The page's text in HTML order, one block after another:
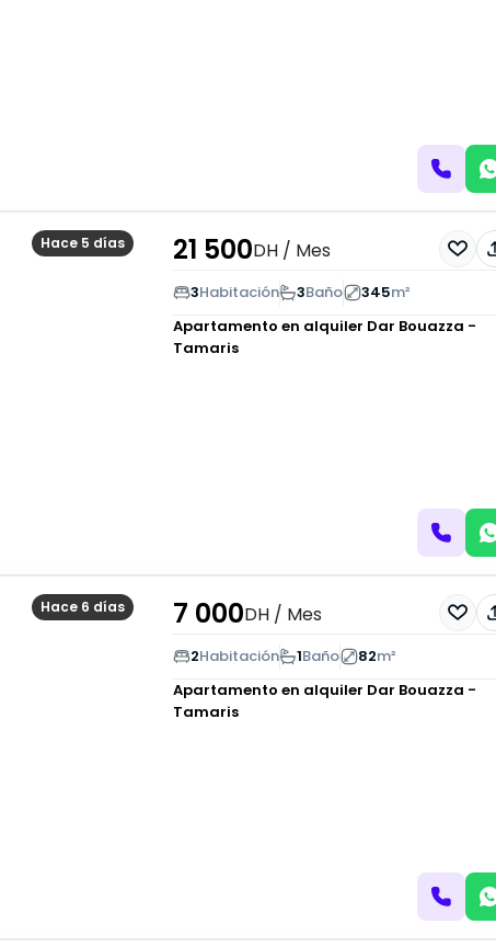
Hace 5 días 21 500DH/ Mes
3Habitación 3Baño 345m²
Apartamento en alquiler Dar Bouazza -
Tamaris
Hace 6 días 7 000DH/ Mes
2Habitación 1Baño 82m²
Apartamento en alquiler Dar Bouazza -
Tamaris